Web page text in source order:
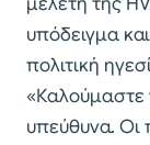
υπόδειγμα
πολιτική
«Καλούμαστε
υπεύθυνα. Οι